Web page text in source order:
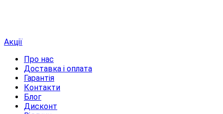
Акції
Про нас
Доставка і оплата
Гарантія
Контакти
Блог
Дисконт